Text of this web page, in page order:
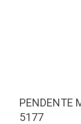
PENDENTE
5177